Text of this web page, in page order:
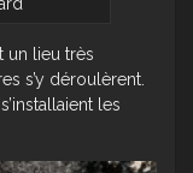
un lieu très
s’y déroulèrent.
les